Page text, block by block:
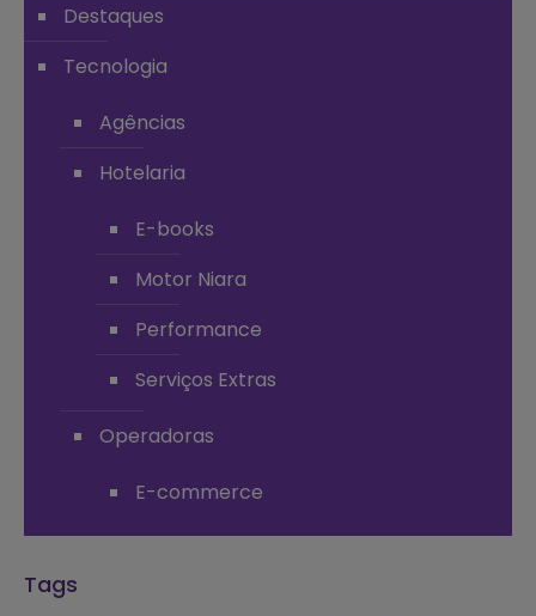
Destaques
Tecnologia
Agências
Hotelaria
E-books
Motor Niara
Performance
Serviços Extras
Operadoras
E-commerce
Tags